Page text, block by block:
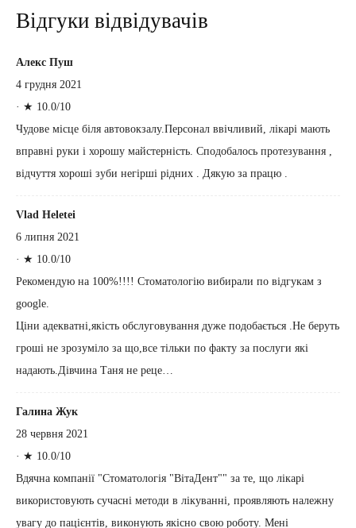
Відгуки відвідувачів
Алекс Пуш
4 грудня 2021
· ★ 10.0/10
Чудове місце біля автовокзалу.Персонал ввічливий, лікарі мають
вправні руки і хорошу майстерність. Сподобалось протезування ,
відчуття хороші зуби негірші рідних . Дякую за працю .
Vlad Heletei
6 липня 2021
· ★ 10.0/10
Рекомендую на 100%!!!! Стоматологію вибирали по відгукам з
google.
Ціни адекватні,якість обслуговування дуже подобається .Не беруть
гроші не зрозуміло за що,все тільки по факту за послуги які
надають.Дівчина Таня не реце…
Галина Жук
28 червня 2021
· ★ 10.0/10
Вдячна компанії "Стоматологія "ВітаДент"" за те, що лiкарi
використовують сучаснi методи в лiкуваннi, проявляють належну
увагу до пацiєнтiв, виконують якiсно свою роботу. Менi